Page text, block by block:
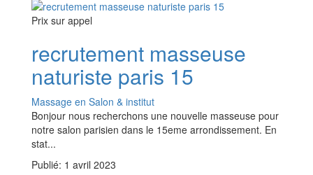
Prix ​​sur appel
recrutement masseuse
naturiste paris 15
Massage en Salon & institut
Bonjour nous recherchons une nouvelle masseuse pour
notre salon parisien dans le 15eme arrondissement. En
stat...
Publié: 1 avril 2023